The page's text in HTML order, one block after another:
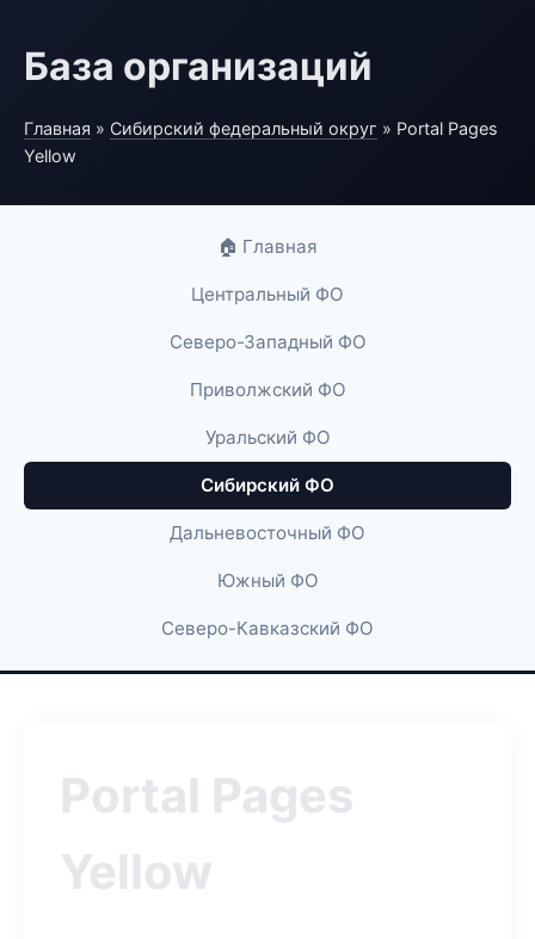
База организаций
Главная » Сибирский федеральный округ » Portal Pages
Yellow
🏠 Главная
Центральный ФО
Северо-Западный ФО
Приволжский ФО
Уральский ФО
Сибирский ФО
Дальневосточный ФО
Южный ФО
Северо-Кавказский ФО
Portal Pages
Yellow